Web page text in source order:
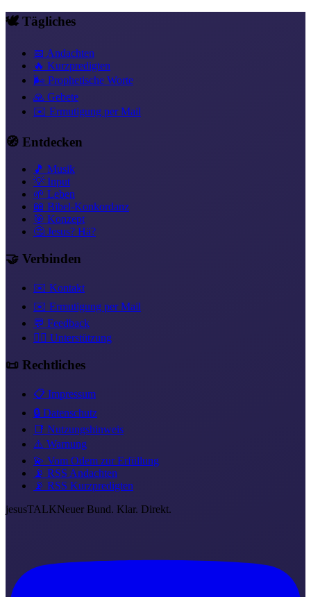
🕊️ Tägliches
📅 Andachten
🔥 Kurzpredigten
🌬️ Prophetische Worte
🙏 Gebete
✉️ Ermutigung per Mail
🧭 Entdecken
🎵 Musik
💡 Input
🌱 Leben
📖 Bibel-Konkordanz
🎯 Konzept
🤔 Jesus? Hä?
🤝 Verbinden
✉️ Kontakt
✉️ Ermutigung per Mail
💬 Feedback
❤️‍🔥 Unterstützung
📜 Rechtliches
📋 Impressum
🔒 Datenschutz
📑 Nutzungshinweis
⚠️ Warnung
💫 Vom Odem zur Erfüllung
📡 RSS Andachten
📡 RSS Kurzpredigten
jesusTALKNeuer Bund. Klar. Direkt.